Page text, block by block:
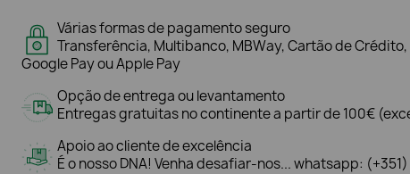
Várias formas de pagamento seguro
Transferência, Multibanco, MBWay, Cartão de Crédito,
Google Pay ou Apple Pay
Opção de entrega ou levantamento
Entregas gratuitas no continente a partir de 100€
Apoio ao cliente de excelência
É o nosso DNA! Venha desafiar-nos... whatsapp: (+351)